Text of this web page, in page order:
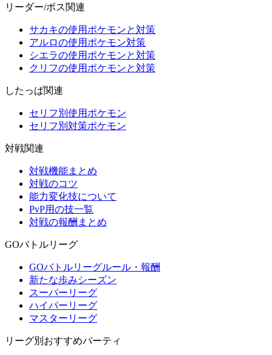
リーダー/ボス関連
サカキの使用ポケモンと対策
アルロの使用ポケモン対策
シエラの使用ポケモンと対策
クリフの使用ポケモンと対策
したっぱ関連
セリフ別使用ポケモン
セリフ別対策ポケモン
対戦関連
対戦機能まとめ
対戦のコツ
能力変化技について
PvP用の技一覧
対戦の報酬まとめ
GOバトルリーグ
GOバトルリーグルール・報酬
新たな歩みシーズン
スーパーリーグ
ハイパーリーグ
マスターリーグ
リーグ別おすすめパーティ